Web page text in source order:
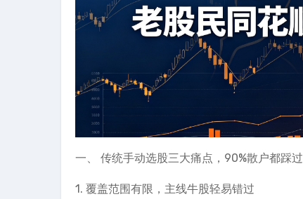
一、 传统手动选股三大痛点，90%散户都踩过
1. 覆盖范围有限，主线牛股轻易错过